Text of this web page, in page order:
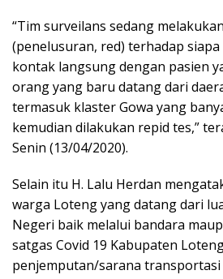
“Tim surveilans sedang
(penelusuran, red) terhadap
kontak langsung dengan pasien
orang yang baru datang dari
termasuk klaster Gowa yang
kemudian dilakukan repid tes,”
Senin (13/04/2020).
Selain itu H. Lalu Herdan
warga Loteng yang datang dari
Negeri baik melalui bandara
satgas Covid 19 Kabupaten
penjemputan/sarana